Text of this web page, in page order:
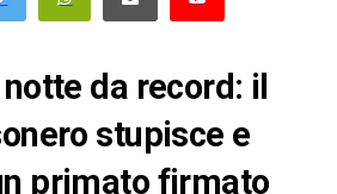
da record: il
stupisce e
primato firmato